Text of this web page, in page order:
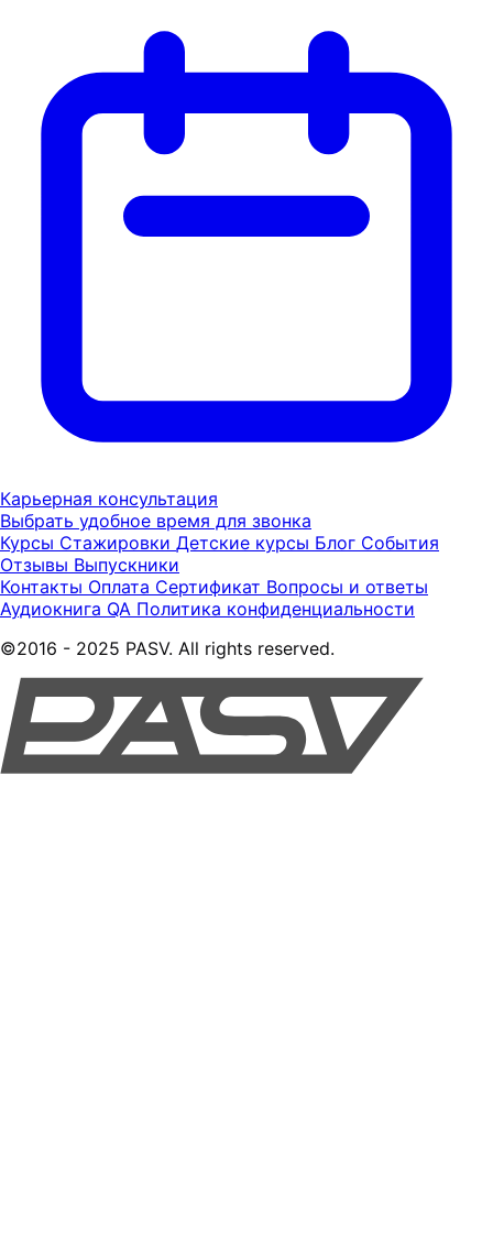
Карьерная консультация
Выбрать удобное время для звонка
Курсы Стажировки Детские курсы Блог События
Отзывы Выпускники
Контакты Оплата Сертификат Вопросы и ответы
Аудиокнига QA Политика конфиденциальности
©2016 - 2025 PASV. All rights reserved.